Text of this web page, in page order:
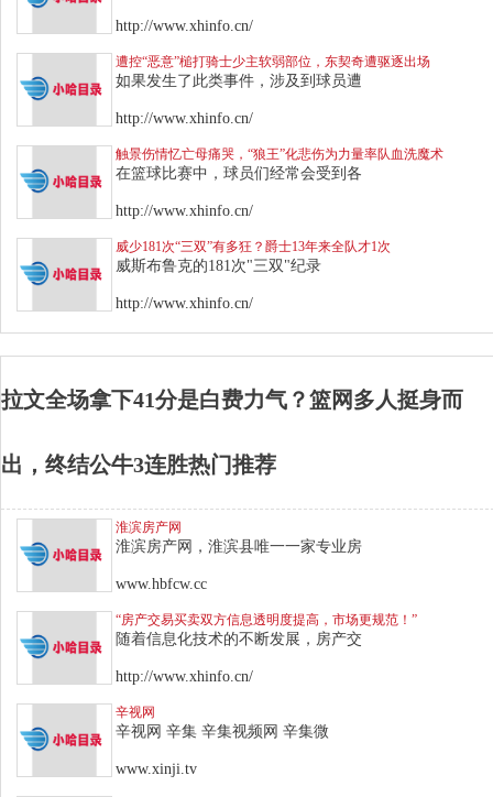
http://www.xhinfo.cn/
遭控“恶意”槌打骑士少主软弱部位，东契奇遭驱逐出场
如果发生了此类事件，涉及到球员遭
http://www.xhinfo.cn/
触景伤情忆亡母痛哭，“狼王”化悲伤为力量率队血洗魔术
在篮球比赛中，球员们经常会受到各
http://www.xhinfo.cn/
威少181次“三双”有多狂？爵士13年来全队才1次
威斯布鲁克的181次"三双"纪录
http://www.xhinfo.cn/
拉文全场拿下41分是白费力气？篮网多人挺身而
出，终结公牛3连胜热门推荐
淮滨房产网
淮滨房产网，淮滨县唯一一家专业房
www.hbfcw.cc
“房产交易买卖双方信息透明度提高，市场更规范！”
随着信息化技术的不断发展，房产交
http://www.xhinfo.cn/
辛视网
辛视网 辛集 辛集视频网 辛集微
www.xinji.tv